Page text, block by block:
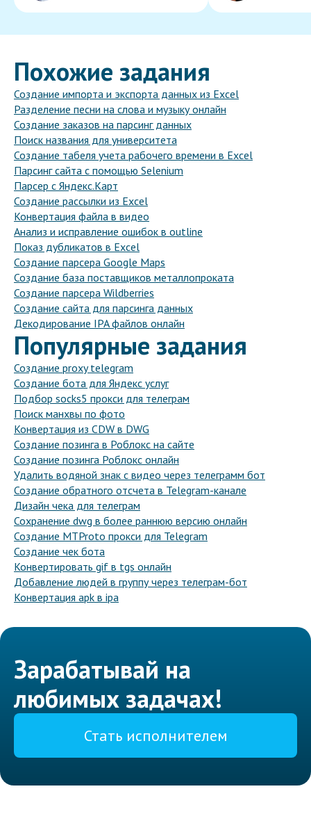
Похожие задания
Создание импорта и экспорта данных из Excel
Разделение песни на слова и музыку онлайн
Создание заказов на парсинг данных
Поиск названия для университета
Создание табеля учета рабочего времени в Excel
Парсинг сайта с помощью Selenium
Парсер с Яндекс.Карт
Создание рассылки из Excel
Конвертация файла в видео
Анализ и исправление ошибок в outline
Показ дубликатов в Excel
Создание парсера Google Maps
Создание база поставщиков металлопроката
Создание парсера Wildberries
Создание сайта для парсинга данных
Декодирование IPA файлов онлайн
Популярные задания
Создание proxy telegram
Создание бота для Яндекс услуг
Подбор socks5 прокси для телеграм
Поиск манхвы по фото
Конвертация из CDW в DWG
Создание позинга в Роблокс на сайте
Создание позинга Роблокс онлайн
Удалить водяной знак с видео через телеграмм бот
Создание обратного отсчета в Telegram-канале
Дизайн чека для телеграм
Сохранение dwg в более раннюю версию онлайн
Создание MTProto прокси для Telegram
Создание чек бота
Конвертировать gif в tgs онлайн
Добавление людей в группу через телеграм-бот
Конвертация apk в ipa
Зарабатывай на
любимых задачах!
Стать исполнителем